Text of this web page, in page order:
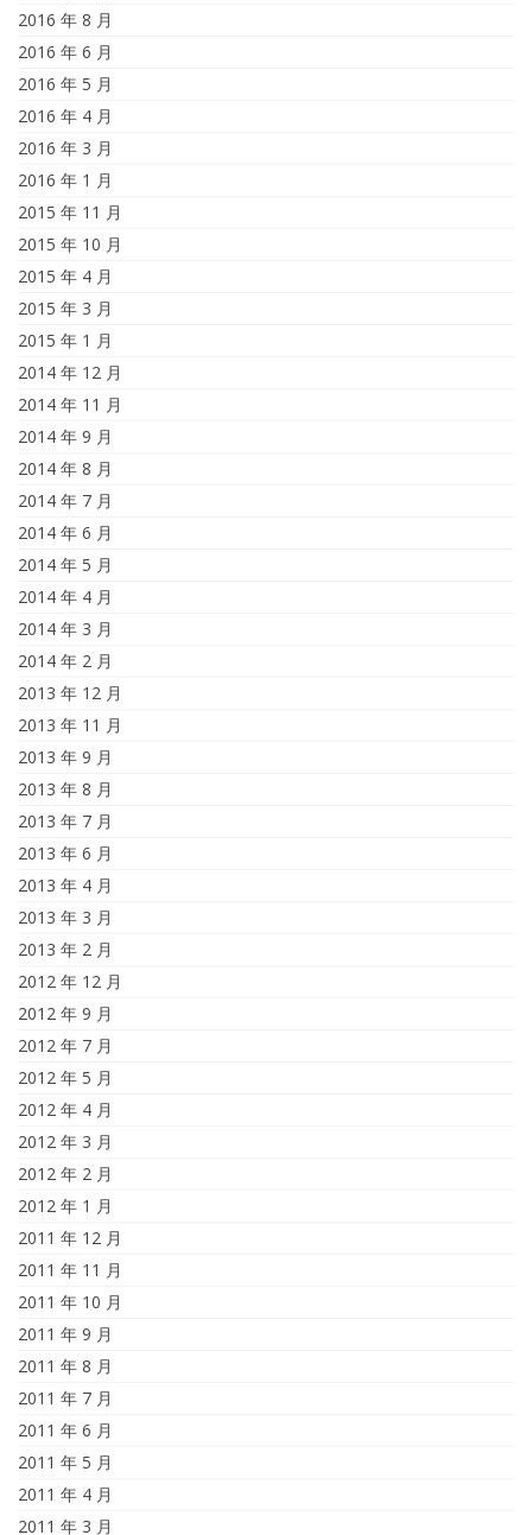
2016 年 8 月
2016 年 6 月
2016 年 5 月
2016 年 4 月
2016 年 3 月
2016 年 1 月
2015 年 11 月
2015 年 10 月
2015 年 4 月
2015 年 3 月
2015 年 1 月
2014 年 12 月
2014 年 11 月
2014 年 9 月
2014 年 8 月
2014 年 7 月
2014 年 6 月
2014 年 5 月
2014 年 4 月
2014 年 3 月
2014 年 2 月
2013 年 12 月
2013 年 11 月
2013 年 9 月
2013 年 8 月
2013 年 7 月
2013 年 6 月
2013 年 4 月
2013 年 3 月
2013 年 2 月
2012 年 12 月
2012 年 9 月
2012 年 7 月
2012 年 5 月
2012 年 4 月
2012 年 3 月
2012 年 2 月
2012 年 1 月
2011 年 12 月
2011 年 11 月
2011 年 10 月
2011 年 9 月
2011 年 8 月
2011 年 7 月
2011 年 6 月
2011 年 5 月
2011 年 4 月
2011 年 3 月